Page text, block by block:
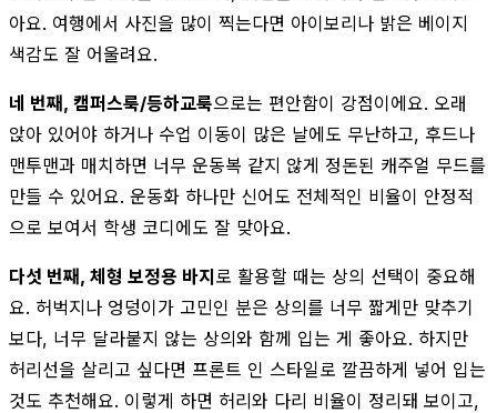
아요. 여행에서 사진을 많이 찍는다면 아이보리나 밝은 베이지
색감도 잘 어울려요.
네 번째, 캠퍼스룩/등하교룩으로는 편안함이 강점이에요. 오래
앉아 있어야 하거나 수업 이동이 많은 날에도 무난하고, 후드나
맨투맨과 매치하면 너무 운동복 같지 않게 정돈된 캐주얼 무드를
만들 수 있어요. 운동화 하나만 신어도 전체적인 비율이 안정적
으로 보여서 학생 코디에도 잘 맞아요.
다섯 번째, 체형 보정용 바지로 활용할 때는 상의 선택이 중요해
요. 허벅지나 엉덩이가 고민인 분은 상의를 너무 짧게만 맞추기
보다, 너무 달라붙지 않는 상의와 함께 입는 게 좋아요. 하지만
허리선을 살리고 싶다면 프론트 인 스타일로 깔끔하게 넣어 입는
것도 추천해요. 이렇게 하면 허리와 다리 비율이 정리돼 보이고,